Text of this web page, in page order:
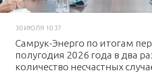
30 ИЮЛЯ 10:37
Самрук-Энерго по итогам
полугодия 2026 года в два
количество несчастных